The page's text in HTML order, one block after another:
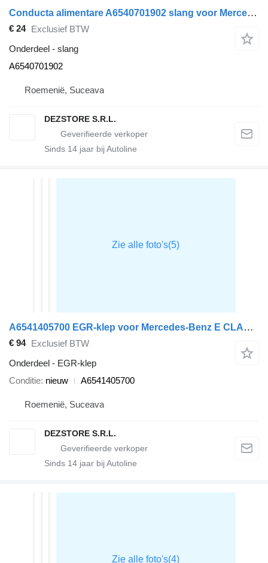
Conducta alimentare A6540701902 slang voor Mercedes-Benz E CLASS auto
€ 24 Exclusief BTW
Onderdeel - slang
A6540701902
Roemenië, Suceava
DEZSTORE S.R.L.
Sinds 14 jaar bij Autoline
A6541405700 EGR-klep voor Mercedes-Benz E CLASS auto
€ 94 Exclusief BTW
Onderdeel - EGR-klep
Conditie nieuw A6541405700
Roemenië, Suceava
DEZSTORE S.R.L.
Sinds 14 jaar bij Autoline